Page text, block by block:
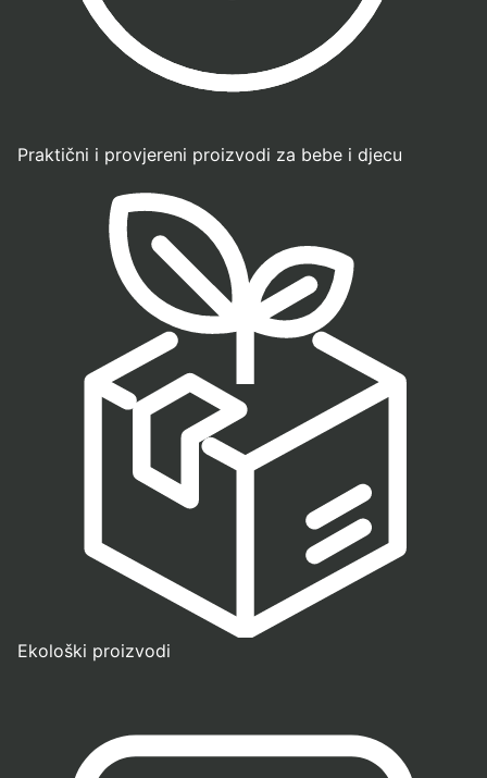
Praktični i provjereni proizvodi za bebe i djecu
Ekološki proizvodi